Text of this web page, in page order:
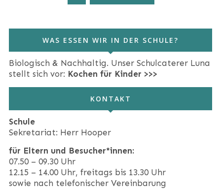
WAS ESSEN WIR IN DER SCHULE?
Biologisch & Nachhaltig. Unser Schulcaterer Luna
stellt sich vor: Kochen für Kinder >>>
KONTAKT
Schule
Sekretariat: Herr Hooper
für Eltern und Besucher*innen:
07.50 – 09.30 Uhr
12.15 – 14.00 Uhr, freitags bis 13.30 Uhr
sowie nach telefonischer Vereinbarung